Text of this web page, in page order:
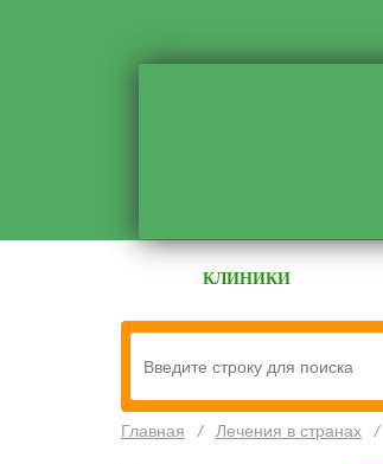
КЛИНИКИ
Главная / Лечения в странах /